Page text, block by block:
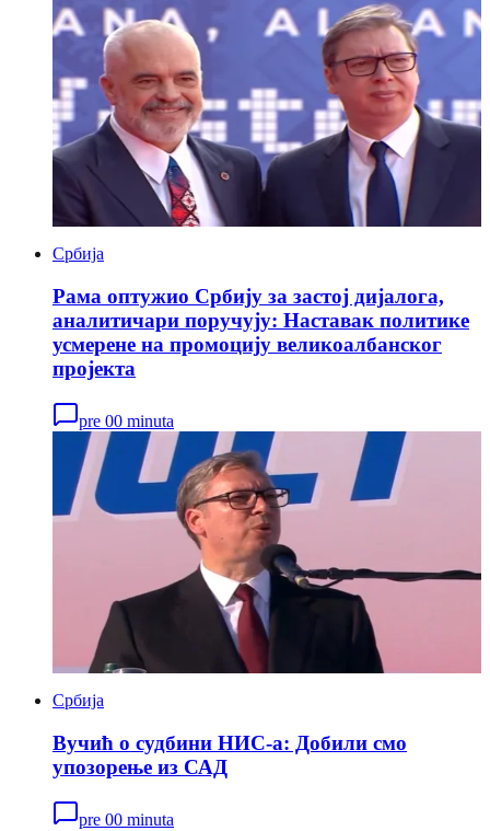
Србија
Рама оптужио Србију за застој дијалога,
аналитичари поручују: Наставак политике
усмерене на промоцију великоалбанског
пројекта
pre 00 minuta
Србија
Вучић о судбини НИС-а: Добили смо
упозорење из САД
pre 00 minuta